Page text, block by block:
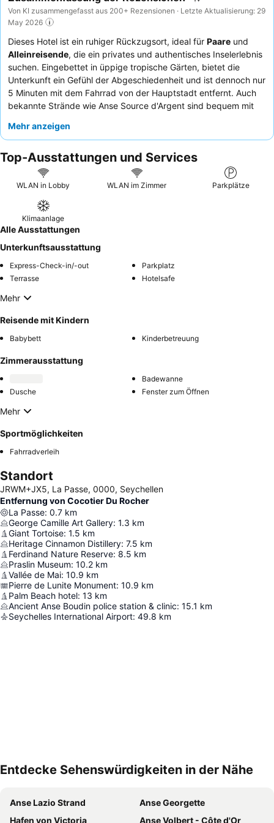
Von KI zusammengefasst aus 200+ Rezensionen · Letzte Aktualisierung: 29
May 2026
Dieses Hotel ist ein ruhiger Rückzugsort, ideal für Paare und
Alleinreisende, die ein privates und authentisches Inselerlebnis
suchen. Eingebettet in üppige tropische Gärten, bietet die
Unterkunft ein Gefühl der Abgeschiedenheit und ist dennoch nur
5 Minuten mit dem Fahrrad von der Hauptstadt entfernt. Auch
bekannte Strände wie Anse Source d'Argent sind bequem mit
jeweils über eine Küche und eine geräumige Terrasse und
Die Gäste loben stets die außergewöhnliche Gastfreundschaft
des Personals, das jederzeit bereit ist, Insidertipps zu geben
und Services zu arrangieren, was die frischen und vielfältigen
empfiehlt es sich, einen Bungalow weiter im Garten zu mieten,
um noch mehr Privatsphäre zu genießen.
Mehr anzeigen
Top-Ausstattungen und Services
WLAN in Lobby WLAN im Zimmer Parkplätze
Klimaanlage
Alle Ausstattungen
Unterkunftsausstattung
Express-Check-in/-out
Parkplatz
Terrasse
Hotelsafe
Mehr
Reisende mit Kindern
Babybett Kinderbetreuung
Zimmerausstattung
Badewanne
Dusche
Fenster zum Öffnen
Mehr
Sportmöglichkeiten
Fahrradverleih
Standort
JRWM+JX5, La Passe, 0000, Seychellen
Entfernung von Cocotier Du Rocher
La Passe: 0.7 km
George Camille Art Gallery: 1.3 km
Giant Tortoise: 1.5 km
Heritage Cinnamon Distillery: 7.5 km
Ferdinand Nature Reserve: 8.5 km
Praslin Museum: 10.2 km
Vallée de Mai: 10.9 km
Pierre de Lunite Monument: 10.9 km
Palm Beach hotel: 13 km
Ancient Anse Boudin police station & clinic: 15.1 km
Seychelles International Airport: 49.8 km
Entdecke Sehenswürdigkeiten in der Nähe
Anse Lazio Strand
Anse Georgette
Hafen von Victoria
Anse Volbert - Côte d'Or